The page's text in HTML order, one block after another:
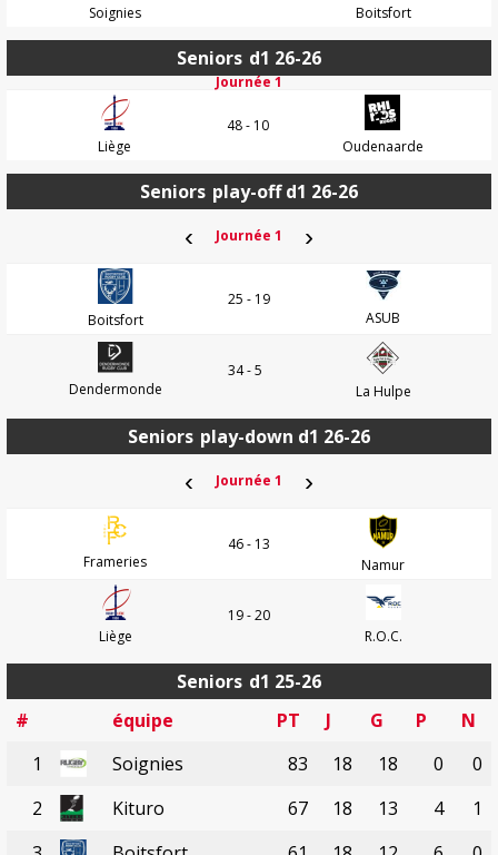
Soignies
Boitsfort
Seniors d1 26-26
Journée 1
Liège
48 - 10
Oudenaarde
Seniors play-off d1 26-26
‹ Journée 1 ›
Boitsfort
25 - 19
ASUB
Dendermonde
34 - 5
La Hulpe
Seniors play-down d1 26-26
‹ Journée 1 ›
Frameries
46 - 13
Namur
Liège
19 - 20
R.O.C.
Seniors d1 25-26
#
équipe PT J G P
N
1
Soignies 83 18 18 0
0
2
Kituro 67 18 13 4
1